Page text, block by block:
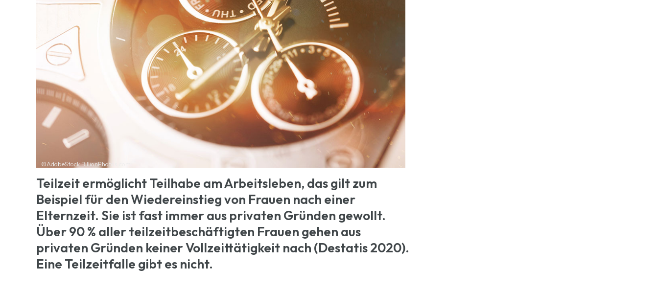
©AdobeStock BillionPhotos.com
Teilzeit ermöglicht Teilhabe am Arbeitsleben, das gilt zum
Beispiel für den Wiedereinstieg von Frauen nach einer
Elternzeit. Sie ist fast immer aus privaten Gründen gewollt.
Über 90 % aller teilzeitbeschäftigten Frauen gehen aus
privaten Gründen keiner Vollzeittätigkeit nach (Destatis 2020).
Eine Teilzeitfalle gibt es nicht.